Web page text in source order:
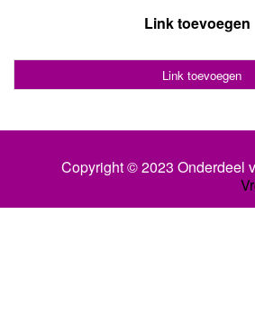
Link toevoegen
Link toevoegen
Copyright © 2023 Onderdeel